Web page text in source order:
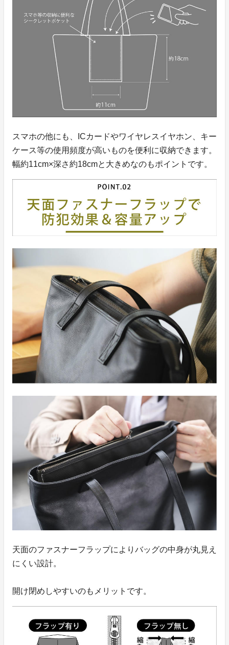
スマホの他にも、ICカードやワイヤレスイヤホン、キー
ケース等の使用頻度が高いものを便利に収納できます。
幅約11cm×深さ約18cmと大きめなのもポイントです。
天面のファスナーフラップによりバッグの中身が丸見え
にくい設計。
開け閉めしやすいのもメリットです。